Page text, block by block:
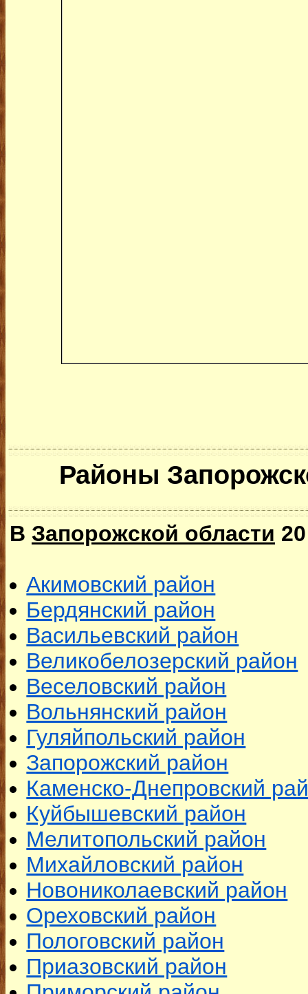
Районы
В Запорожской области
Акимовский район
Бердянский район
Васильевский район
Великобелозерский район
Веселовский район
Вольнянский район
Гуляйпольский район
Запорожский район
Каменско-Днепровский
Куйбышевский район
Мелитопольский район
Михайловский район
Новониколаевский район
Ореховский район
Пологовский район
Приазовский район